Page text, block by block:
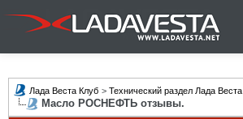
Лада Веста Клуб > Технический раздел Лада Веста
Масло РОСНЕФТЬ отзывы.